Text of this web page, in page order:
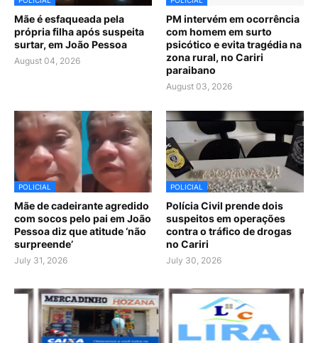
Mãe é esfaqueada pela
própria filha após suspeita
surtar, em João Pessoa
August 04, 2026
PM intervém em ocorrência
com homem em surto
psicótico e evita tragédia na
zona rural, no Cariri
paraibano
August 03, 2026
POLICIAL
Mãe de cadeirante agredido
com socos pelo pai em João
Pessoa diz que atitude ‘não
surpreende’
July 31, 2026
POLICIAL
Polícia Civil prende dois
suspeitos em operações
contra o tráfico de drogas
no Cariri
July 30, 2026